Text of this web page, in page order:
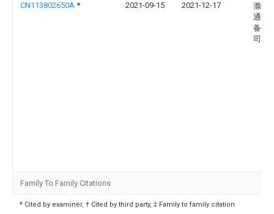
CN113802650A * 2021-09-15 2021-12-17
滁州
通交
备有
司
Family To Family Citations
* Cited by examiner, † Cited by third party, ‡ Family to family citation